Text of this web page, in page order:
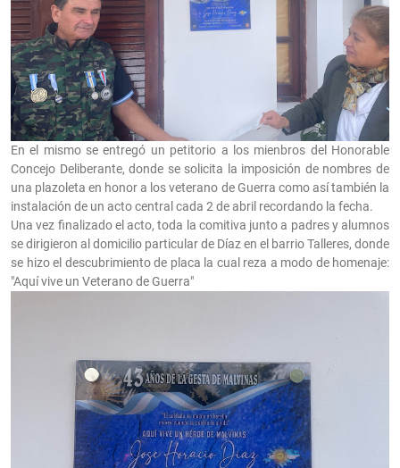
En el mismo se entregó un petitorio a los mienbros del Honorable
Concejo Deliberante, donde se solicita la imposición de nombres de
una plazoleta en honor a los veterano de Guerra como así también la
instalación de un acto central cada 2 de abril recordando la fecha.
Una vez finalizado el acto, toda la comitiva junto a padres y alumnos
se dirigieron al domicilio particular de Díaz en el barrio Talleres, donde
se hizo el descubrimiento de placa la cual reza a modo de homenaje:
"Aquí vive un Veterano de Guerra"